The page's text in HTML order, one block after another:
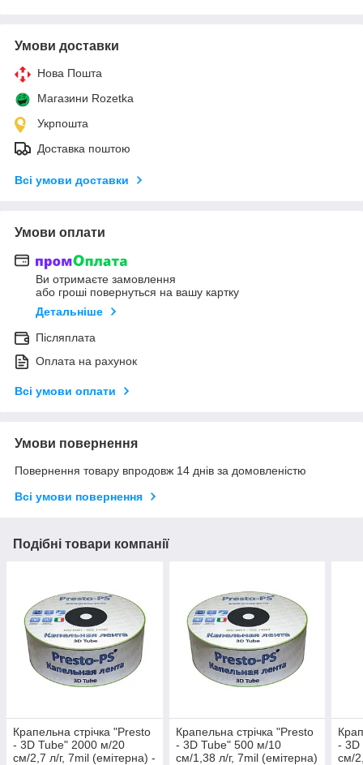
Умови доставки
Нова Пошта
Магазини Rozetka
Укрпошта
Доставка поштою
Всі умови доставки
Умови оплати
Ви отримаєте замовлення
або гроші повернуться на вашу картку
Детальніше
Післяплата
Оплата на рахунок
Всі умови оплати
Умови повернення
Повернення товару впродовж 14 днів за домовленістю
Всі умови повернення
Подібні товари компанії
Крапельна стрічка "Presto
- 3D Tube" 2000 м/20
см/2,7 л/г, 7mil (емітерна) -
Крапельна стрічка "Presto
- 3D Tube" 500 м/10
см/1,38 л/г, 7mil (емітерна)
- 3D
см/